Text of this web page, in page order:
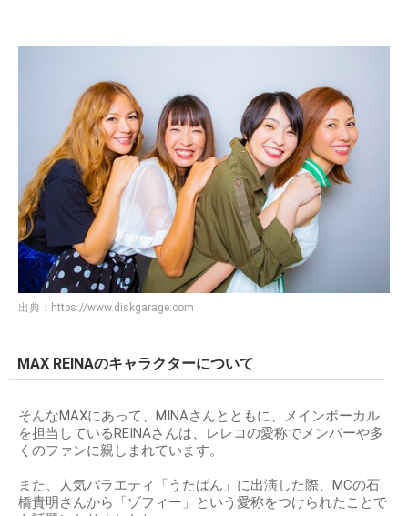
出典： https://www.diskgarage.com
MAX REINAのキャラクターについて
そんなMAXにあって、MINAさんとともに、メインボーカル
を担当しているREINAさんは、レレコの愛称でメンバーや多
くのファンに親しまれています。
また、人気バラエティ「うたばん」に出演した際、MCの石
橋貴明さんから「ゾフィー」という愛称をつけられたことで